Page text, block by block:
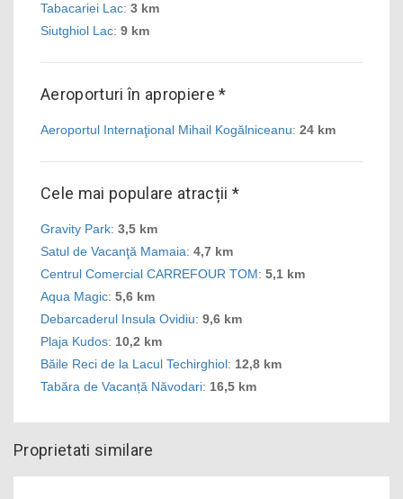
Tabacariei Lac: 3 km
Siutghiol Lac: 9 km
Aeroporturi în apropiere *
Aeroportul Internaţional Mihail Kogălniceanu: 24 km
Cele mai populare atracții *
Gravity Park: 3,5 km
Satul de Vacanţă Mamaia: 4,7 km
Centrul Comercial CARREFOUR TOM: 5,1 km
Aqua Magic: 5,6 km
Debarcaderul Insula Ovidiu: 9,6 km
Plaja Kudos: 10,2 km
Băile Reci de la Lacul Techirghiol: 12,8 km
Tabăra de Vacanță Năvodari: 16,5 km
Proprietati similare